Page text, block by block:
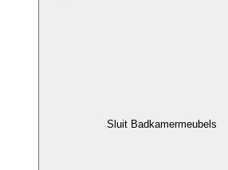
Sluit Badkamermeubels